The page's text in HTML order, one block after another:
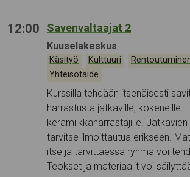
12:00 Savenvaltaajat 2
Tapahtumapaikka:
Kuuselakeskus
Kategoriat:
Käsityö Kulttuuri
Yhteisötaide
Kurssilla tehdään itsenäisesti
harrastusta jatkaville, kokeneille
keramiikkaharrastajille. Jatkavien
tarvitse ilmoittautua erikseen.
itse ja tarvittaessa ryhmä voi
Teokset ja materiaalit voi